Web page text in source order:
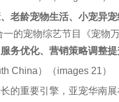
老龄宠物生活、小宠异
的宠物综艺节目《宠
务优化、营销策略调整提
的重要引擎，亚宠华南